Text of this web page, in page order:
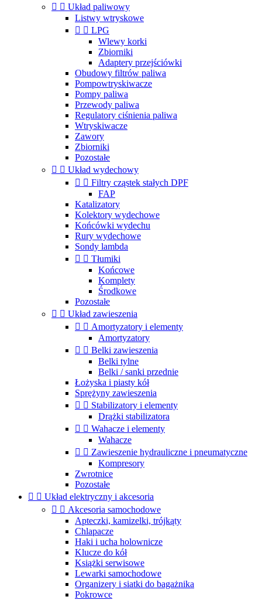
  Układ paliwowy
Listwy wtryskowe
  LPG
Wlewy korki
Zbiorniki
Adaptery przejściówki
Obudowy filtrów paliwa
Pompowtryskiwacze
Pompy paliwa
Przewody paliwa
Regulatory ciśnienia paliwa
Wtryskiwacze
Zawory
Zbiorniki
Pozostałe
  Układ wydechowy
  Filtry cząstek stałych DPF
FAP
Katalizatory
Kolektory wydechowe
Końcówki wydechu
Rury wydechowe
Sondy lambda
  Tłumiki
Końcowe
Komplety
Środkowe
Pozostałe
  Układ zawieszenia
  Amortyzatory i elementy
Amortyzatory
  Belki zawieszenia
Belki tylne
Belki / sanki przednie
Łożyska i piasty kół
Sprężyny zawieszenia
  Stabilizatory i elementy
Drążki stabilizatora
  Wahacze i elementy
Wahacze
  Zawieszenie hydrauliczne i pneumatyczne
Kompresory
Zwrotnice
Pozostałe
  Układ elektryczny i akcesoria
  Akcesoria samochodowe
Apteczki, kamizelki, trójkąty
Chlapacze
Haki i ucha holownicze
Klucze do kół
Książki serwisowe
Lewarki samochodowe
Organizery i siatki do bagażnika
Pokrowce